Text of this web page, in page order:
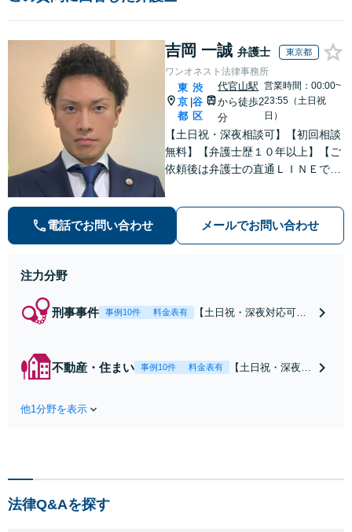
吉岡 一誠 弁護士 東京都
ワンオネスト法律事務所
東
京
都
|
渋
谷
区
代官山駅
から徒歩2
分
営業時間：00:00~
23:55（土日祝
日）
【土日祝・深夜相談可】【初回相談
無料】【弁護士歴１０年以上】【ご
依頼後は弁護士の直通ＬＩＮＥでい
ル・ナイトワークトラブルに注力】
電話でお問い合わせ メールでお問い合わせ
注力分野
刑事事件 事例10件 料金表有
【土日祝・深夜対応可】
起訴を目指します。逮捕
勾留されている場合、首
不動産・住まい 事例10件 料金表有
【土日祝・深夜相
可能【初回相談無
他1分野を表示
法律Q&Aを探す